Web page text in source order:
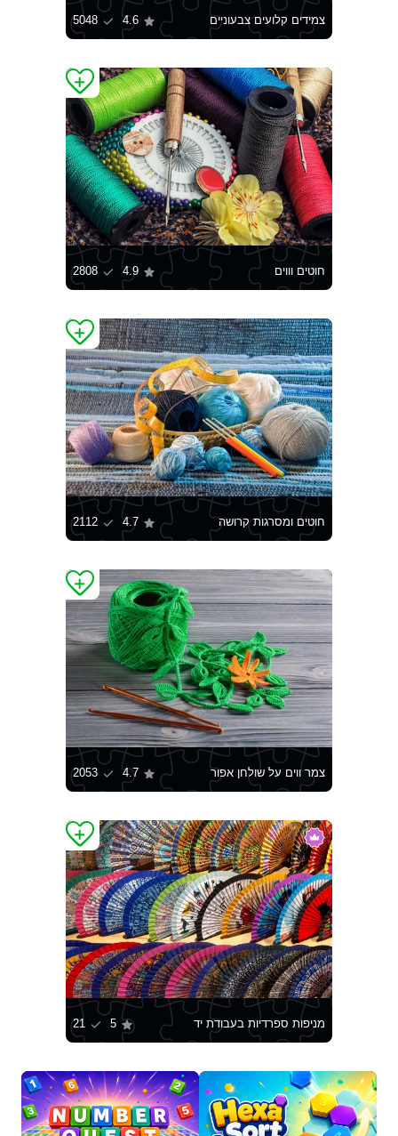
צמידים קלועים צבעוניים 4.6
5048
חוטים וווים 4.9
2808
חוטים ומסרגות קרושה 4.7
2112
צמר ווים על שולחן אפור 4.7
2053
מניפות ספרדיות בעבודת יד 5
21